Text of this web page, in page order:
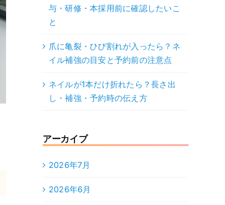
与・研修・本採用前に確認したいこ
と
爪に亀裂・ひび割れが入ったら？ネ
イル補強の目安と予約前の注意点
ネイルが1本だけ折れたら？長さ出
し・補強・予約時の伝え方
アーカイブ
2026年7月
2026年6月